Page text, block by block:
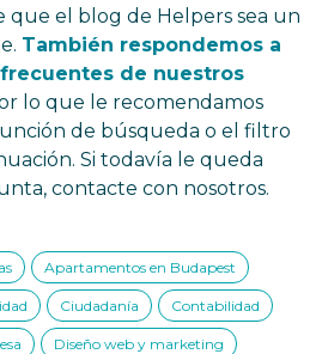
que el blog de Helpers sea un
También respondemos a
de nuestros
lo que le recomendamos
de búsqueda o el filtro
Si todavía le queda
contacte con nosotros.
Apartamentos en Budapest
Ciudadanía Contabilidad
Diseño web y marketing